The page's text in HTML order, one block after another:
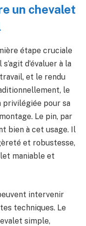
un chevalet
étape cruciale
d’évaluer à la
et le rendu
le
privilégiée pour sa
Le pin, par
bien à cet usage. Il
et robustesse,
maniable et
intervenir
techniques. Le
simple,